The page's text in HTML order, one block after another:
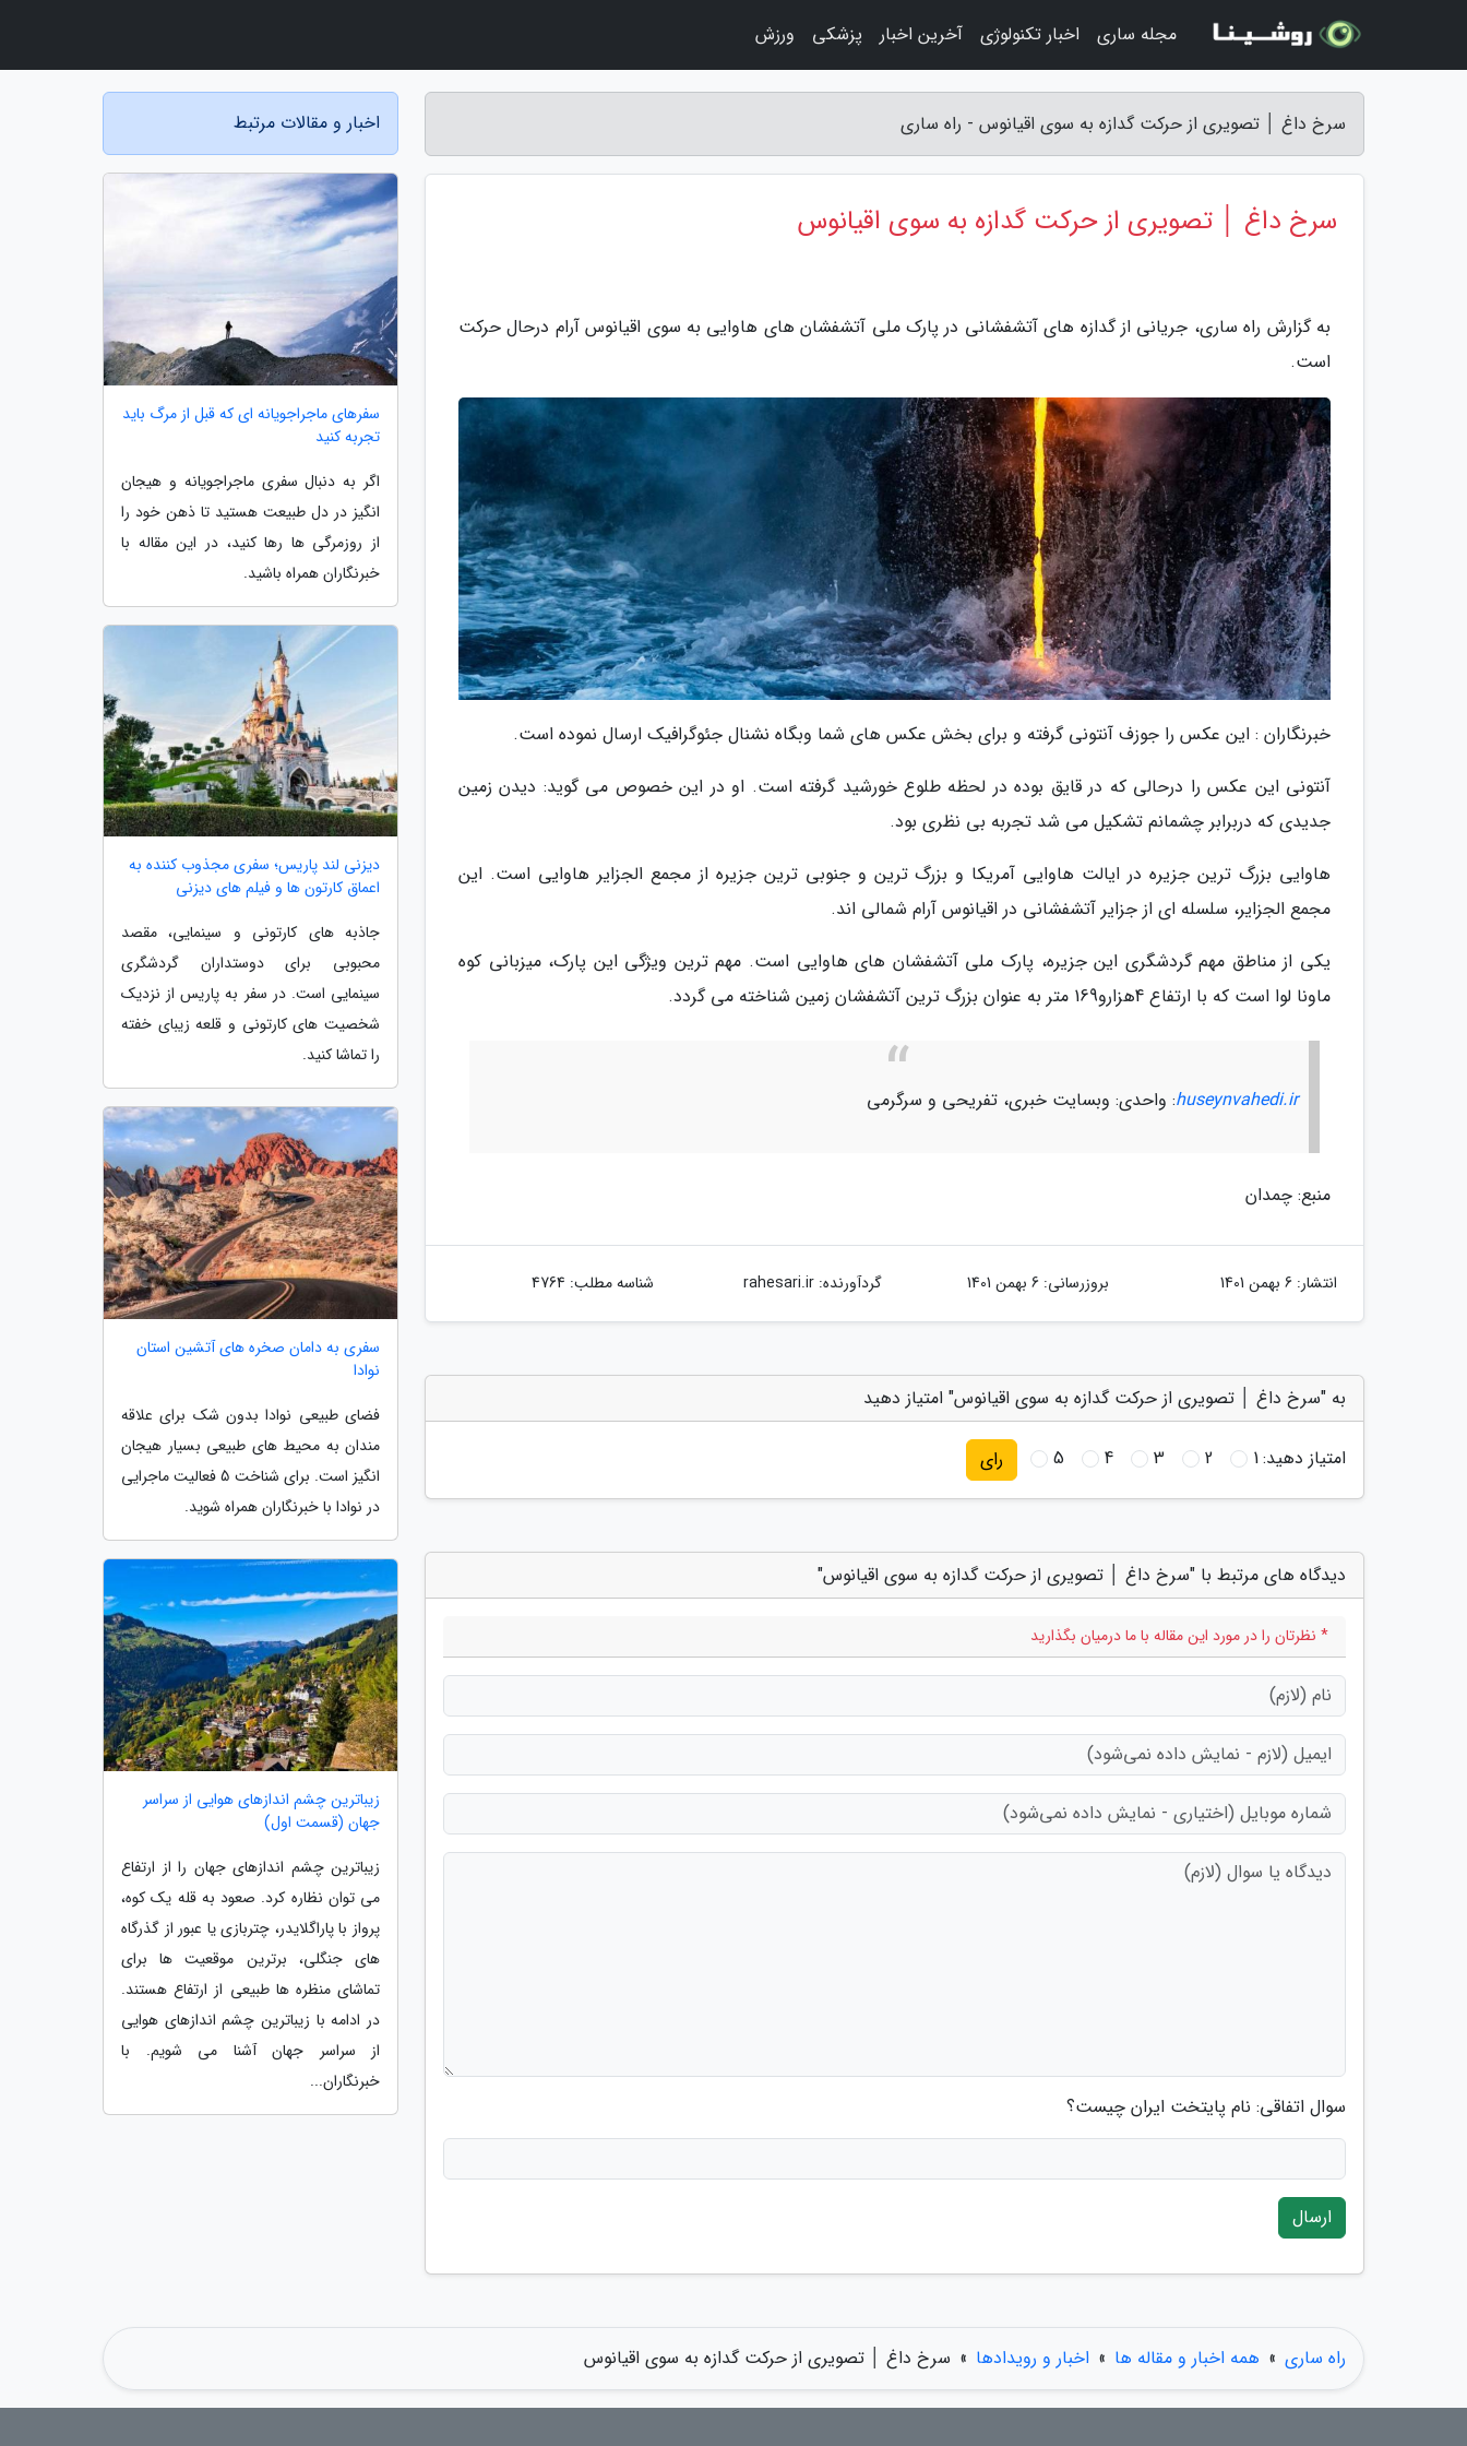
سرخ داغ │ تصویری از حرکت گدازه به سوی اقیانوس - راه ساری
سرخ داغ │ تصویری از حرکت گدازه به سوی اقیانوس
به گزارش راه ساری، جریانی از گدازه های آتشفشانی در پارک ملی آتشفشان های هاوایی به سوی اقیانوس آرام درحال حرکت
است.
خبرنگاران : این عکس را جوزف آنتونی گرفته و برای بخش عکس های شما وبگاه نشنال جئوگرافیک ارسال نموده است.
آنتونی این عکس را درحالی که در قایق بوده در لحظه طلوع خورشید گرفته است. او در این خصوص می گوید: دیدن زمین
جدیدی که دربرابر چشمانم تشکیل می شد تجربه بی نظری بود.
هاوایی بزرگ ترین جزیره در ایالت هاوایی آمریکا و بزرگ ترین و جنوبی ترین جزیره از مجمع الجزایر هاوایی است. این
مجمع الجزایر، سلسله ای از جزایر آتشفشانی در اقیانوس آرام شمالی اند.
یکی از مناطق مهم گردشگری این جزیره، پارک ملی آتشفشان های هاوایی است. مهم ترین ویژگی این پارک، میزبانی کوه
ماونا لوا است که با ارتفاع 4هزارو169 متر به عنوان بزرگ ترین آتشفشان زمین شناخته می گردد.
huseynvahedi.ir: واحدی: وبسایت خبری، تفریحی و سرگرمی
منبع: چمدان
انتشار: 6 بهمن 1401 بروزرسانی: 6 بهمن 1401 گردآورنده:rahesari.ir شناسه مطلب: 4764
به "سرخ داغ │ تصویری از حرکت گدازه به سوی اقیانوس" امتیاز دهید
امتیاز دهید:1
2
3
4
5 رای
دیدگاه های مرتبط با "سرخ داغ │ تصویری از حرکت گدازه به سوی اقیانوس"
* نظرتان را در مورد این مقاله با ما درمیان بگذارید
سوال اتفاقی: نام پایتخت ایران چیست؟
ارسال
اخبار و مقالات مرتبط
سفرهای ماجراجویانه ای که قبل از مرگ باید
تجربه کنید
اگر به دنبال سفری ماجراجویانه و هیجان
انگیز در دل طبیعت هستید تا ذهن خود را
از روزمرگی ها رها کنید، در این مقاله با
خبرنگاران همراه باشید.
دیزنی لند پاریس؛ سفری مجذوب کننده به
اعماق کارتون ها و فیلم های دیزنی
جاذبه های کارتونی و سینمایی، مقصد
محبوبی برای دوستداران گردشگری
سینمایی است. در سفر به پاریس از نزدیک
شخصیت های کارتونی و قلعه زیبای خفته
را تماشا کنید.
سفری به دامان صخره های آتشین استان
نوادا
فضای طبیعی نوادا بدون شک برای علاقه
مندان به محیط های طبیعی بسیار هیجان
انگیز است. برای شناخت 5 فعالیت ماجرایی
در نوادا با خبرنگاران همراه شوید.
زیباترین چشم اندازهای هوایی از سراسر
جهان (قسمت اول)
زیباترین چشم اندازهای جهان را از ارتفاع
می توان نظاره کرد. صعود به قله یک کوه،
پرواز با پاراگلایدر، چتربازی یا عبور از گذرگاه
های جنگلی، برترین موقعیت ها برای
تماشای منظره ها طبیعی از ارتفاع هستند.
در ادامه با زیباترین چشم اندازهای هوایی
از سراسر جهان آشنا می شویم. با
خبرنگاران...
راه ساری » همه اخبار و مقاله ها » اخبار و رویدادها » سرخ داغ │ تصویری از حرکت گدازه به سوی اقیانوس
مجله ساری اخبار تکنولوژی آخرین اخبار پزشکی ورزش